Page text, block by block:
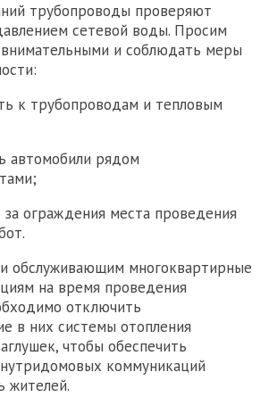
трубопроводы проверяют
сетевой воды. Просим
и соблюдать меры
к трубопроводам и тепловым
автомобили рядом
ограждения места проведения
обслуживающим многоквартирные
на время проведения
отключить
в них системы отопления
чтобы обеспечить
коммуникаций
жителей.